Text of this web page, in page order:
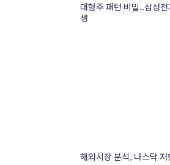
대형주 패턴 비밀..삼성
생
해외시장 분석, 나스닥